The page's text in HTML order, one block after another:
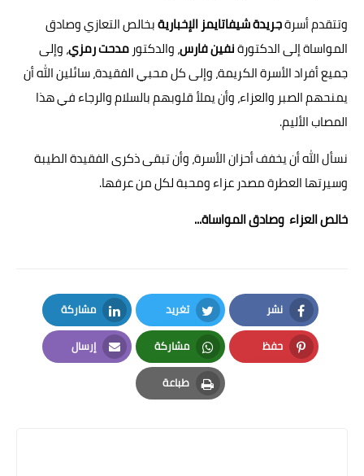
وتتقدم أسرةجريدة شيفاتايمز الإخباريةبخالص التعازي وصادق
المواساة إلى الدكتورةنفين فارس، والدكتور مدحت رمزي، وإلى
جميع أفراد الأسرة الكريمة، وإلى كل محبي الفقيدة، سائلين الله أن
يمنحهم الصبر والعزاء، وأن يملأ قلوبهم بالسلام والرجاء في هذا
المصاب الأليم.
نسأل الله أن يخفف أحزان الأسرة، وأن تبقى ذكرى الفقيدة الطيبة
وسيرتها العطرة مصدر عزاء ومحبة لكل من عرفها.
خالص العزاء وصادق المواساة...
نشر
Facebook
تغريد
Twitter
مشاركة
LinkedIn
حفظ
Pinterest
مشاركة
Whatsapp
إرسال
Email
طباعة
Print